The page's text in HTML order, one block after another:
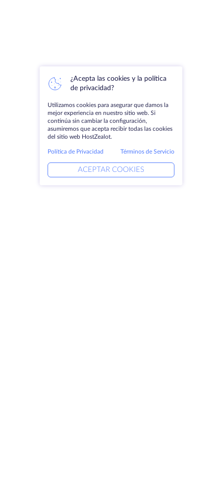
¿Acepta las cookies y la política
de privacidad?
Utilizamos cookies para asegurar que damos la
mejor experiencia en nuestro sitio web. Si
continúa sin cambiar la configuración,
asumiremos que acepta recibir todas las cookies
del sitio web HostZealot.
Política de Privacidad Términos de Servicio
ACEPTAR COOKIES